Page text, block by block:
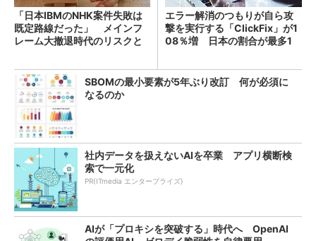
「日本IBMのNHK案件失敗は
既定路線だった」 メインフ
レーム大撤退時代のリスクと
エラー解消のつもりが自ら攻
撃を実行する「ClickFix」が1
08％増 日本の割合が最多1
SBOMの最小要素が5年ぶり改訂 何が必須に
なるのか
社内データを扱えないAIを卒業 アプリ横断検
索で一元化
PR(ITmedia エンタープライズ)
AIが「プロキシを突破する」時代へ OpenAI